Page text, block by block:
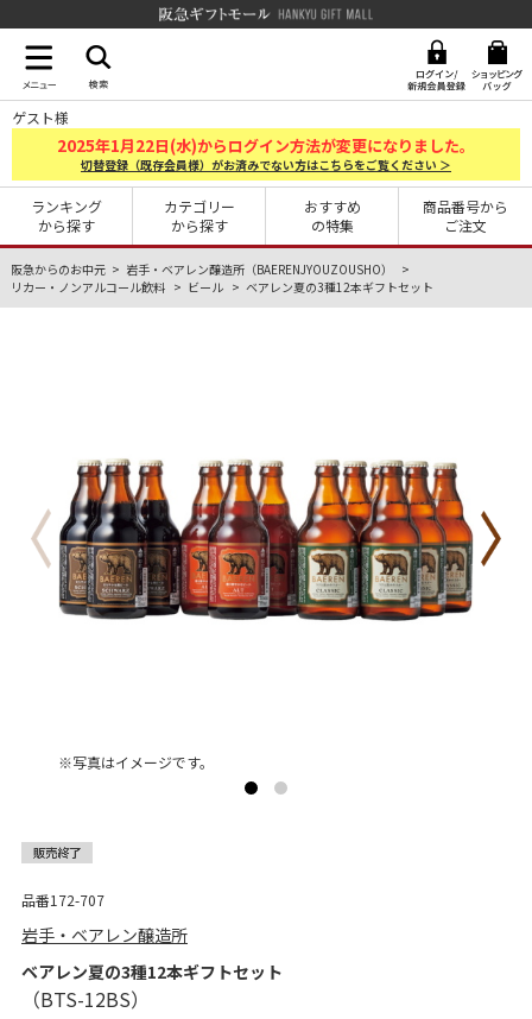
ゲスト様
2025年1月22日(水)からログイン方法が変更になりました。
切替登録（既存会員様）がお済みでない方はこちらをご覧ください ＞
ランキング
から探す
カテゴリー
から探す
おすすめ
の特集
商品番号から
ご注文
阪急からのお中元
岩手・ベアレン醸造所（BAERENJYOUZOUSHO）
リカー・ノンアルコール飲料
ビール ベアレン夏の3種12本ギフトセット
※写真はイメージです。
品番172-707
岩手・ベアレン醸造所
ベアレン夏の3種12本ギフトセット